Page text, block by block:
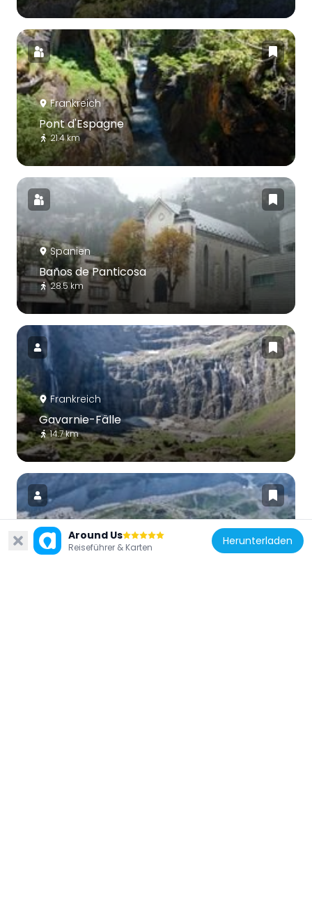
Frankreich
Pont d'Espagne
21.4 km
Spanien
Baños de Panticosa
28.5 km
Frankreich
Gavarnie-Fälle
14.7 km
Frankreich
Around Us
Reiseführer & Karten Herunterladen